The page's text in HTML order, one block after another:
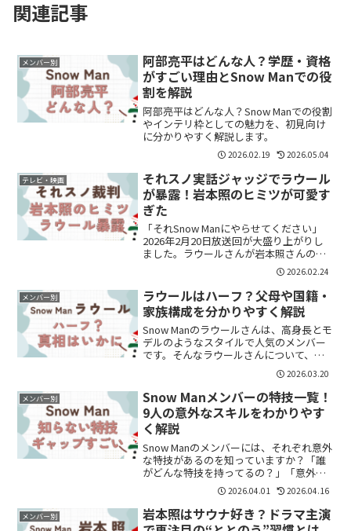
関連記事
メンバー別
阿部亮平はどんな人？学歴・資格
がすごい理由とSnow Manでの役
割を解説
阿部亮平はどんな人？Snow Manでの役割
やインテリ枠としての魅力を、初見向け
に分かりやすく解説します。
2026.02.19 2026.05.04
テレビ・映画
それスノ実話ジャッジでラウール
が暴露！岩本照のヒミツが可愛す
ぎた
「それSnow Manにやらせてください」
2026年2月20日放送回が大盛り上がりし
ました。ラウールさんが岩本照さんのヒ
ミツを大暴露。クールでストイックなイ
メージの岩本さんですが、今回はまさか
の“かわいい一面”が続々。まとめていき
ます。岩本...
2026.02.24
メンバー別
ラウールはハーフ？父母や国籍・
家族構成を分かりやすく解説
Snow Manのラウールさんは、高身長とモ
デルのようなスタイルで人気のメンバー
です。そんなラウールさんについて、
「ハーフなの？」「どこの国の血が入っ
ているの？」と気になって検索する人も
多いようです。この記事では、ラウール
さんがハーフと言わ...
2026.03.20
メンバー別
Snow Manメンバーの特技一覧！
9人の意外なスキルをわかりやす
く解説
Snow Manのメンバーには、それぞれ意外
な特技があるのを知っていますか？「誰
がどんな特技を持ってるの？」「意外な
一面も知りたい」と気になる方も多いと
思います。この記事では、Snow Manメン
バー9人の特技を一覧でわかりやすくまと
めます...
2026.04.01 2026.04.16
メンバー別
岩本照はサウナ好き？ドラマ主演